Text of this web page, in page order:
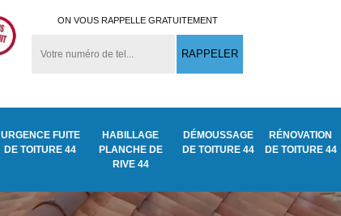
ON VOUS RAPPELLE GRATUITEMENT
URGENCE FUITE
DE TOITURE 44
HABILLAGE
PLANCHE DE
RIVE 44
DÉMOUSSAGE
DE TOITURE 44
RÉNOVATION
DE TOITURE 44